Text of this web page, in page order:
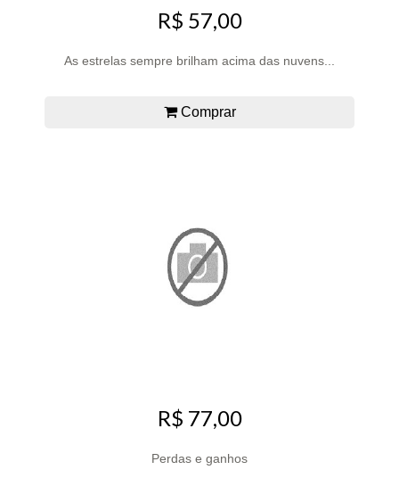
R$ 57,00
As estrelas sempre brilham acima das nuvens...
Comprar
R$ 77,00
Perdas e ganhos